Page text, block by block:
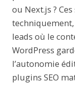
ou Next.js ?
leads où le
WordPress
l’autonomie
plugins SEO